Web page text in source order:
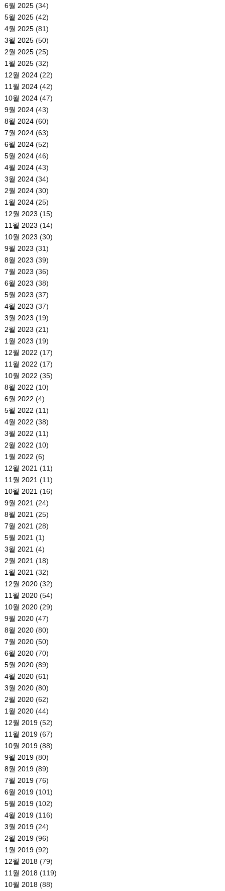
6월 2025(34)
5월 2025(42)
4월 2025(81)
3월 2025(50)
2월 2025(25)
1월 2025(32)
12월 2024(22)
11월 2024(42)
10월 2024(47)
9월 2024(43)
8월 2024(60)
7월 2024(63)
6월 2024(52)
5월 2024(46)
4월 2024(43)
3월 2024(34)
2월 2024(30)
1월 2024(25)
12월 2023 (15)
11월 2023 (14)
10월 2023 (30)
9월 2023 (31)
8월 2023 (39)
7월 2023 (36)
6월 2023 (38)
5월 2023 (37)
4월 2023 (37)
3월 2023 (19)
2월 2023 (21)
1월 2023 (19)
12월 2022 (17)
11월 2022 (17)
10월 2022 (35)
8월 2022 (10)
6월 2022 (4)
5월 2022 (11)
4월 2022 (38)
3월 2022 (11)
2월 2022 (10)
1월 2022 (6)
12월 2021 (11)
11월 2021 (11)
10월 2021 (16)
9월 2021 (24)
8월 2021 (25)
7월 2021 (28)
5월 2021 (1)
3월 2021 (4)
2월 2021 (18)
1월 2021 (32)
12월 2020(32)
11월 2020(54)
10월 2020(29)
9월 2020(47)
8월 2020(80)
7월 2020(50)
6월 2020(70)
5월 2020(89)
4월 2020(61)
3월 2020(80)
2월 2020(62)
1월 2020(44)
12월 2019(52)
11월 2019(67)
10월 2019(88)
9월 2019(80)
8월 2019(89)
7월 2019(76)
6월 2019(101)
5월 2019(102)
4월 2019(116)
3월 2019(24)
2월 2019(96)
1월 2019(92)
12월 2018(79)
11월 2018(119)
10월 2018(88)